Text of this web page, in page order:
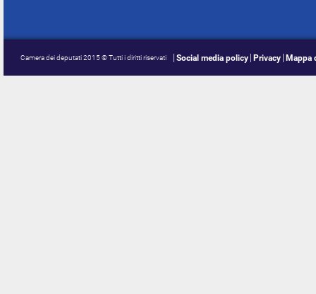
Camera dei deputati 2015 © Tutti i diritti riservati Social media policy Privacy Mappa